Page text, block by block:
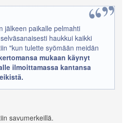
jälkeen paikalle pelmahti
haukkui kaikki
"kun tulette syömään meidän
mukaan käynyt
ilmoittamassa kantansa
savumerkeillä.